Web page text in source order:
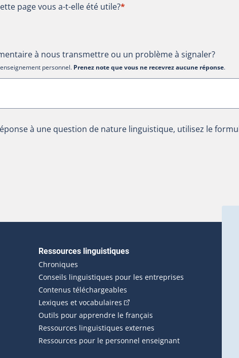
page vous a-t-elle été utile?
page vous a-t-elle été utile?*
à nous transmettre ou un problème à signaler?
personnel. Prenez note que vous ne recevrez aucune réponse.
à une question de nature linguistique, utilisez le
externe s'ouvrira dans une nouvelle fenêtre.)
Ressources linguistiques
Chroniques
Conseils linguistiques pour les entreprises
Contenus téléchargeables
Lexiques et vocabulaires (Cet hyperlien externe s'ouvrira
Outils pour apprendre le français
Ressources linguistiques externes
Ressources pour le personnel enseignant